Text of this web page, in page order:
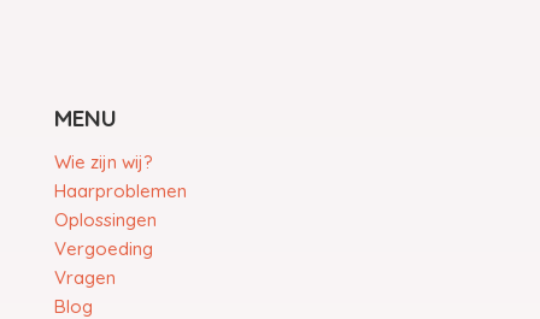
MENU
Wie zijn wij?
Haarproblemen
Oplossingen
Vergoeding
Vragen
Blog